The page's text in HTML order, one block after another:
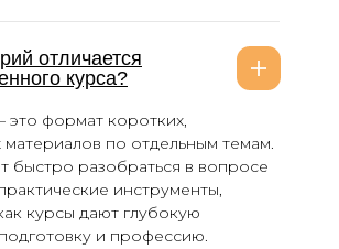
отличается
курса?
формат коротких,
материалов по отдельным темам.
быстро разобраться в вопросе
инструменты,
курсы дают глубокую
и профессию.
персональных данных
рассылку
программного